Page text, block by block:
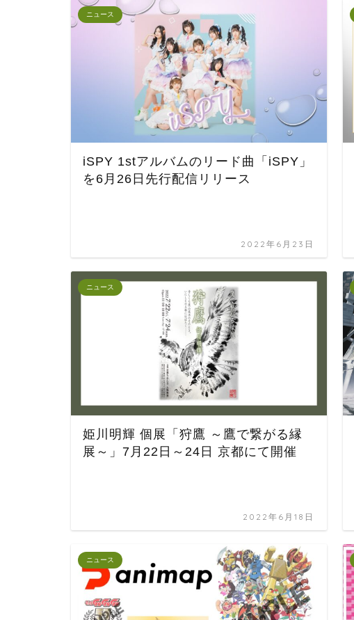
ニュース
iSPY 1stアルバムのリード曲「iSPY」
を6月26日先行配信リリース
2022年6月23日
ニュース
姫川明輝 個展「狩鷹 ～鷹で繋がる縁
展～」7月22日～24日 京都にて開催
2022年6月18日
ニュース